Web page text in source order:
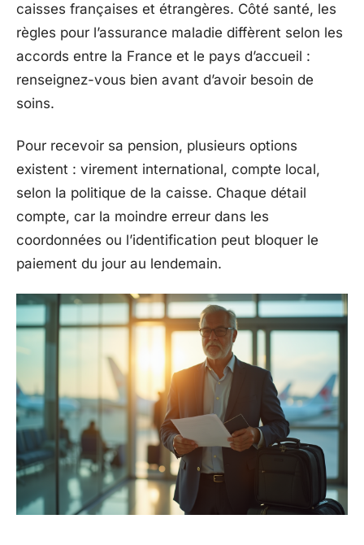
caisses françaises et étrangères. Côté santé, les
règles pour l’assurance maladie diffèrent selon les
accords entre la France et le pays d’accueil :
renseignez-vous bien avant d’avoir besoin de
soins.
Pour recevoir sa pension, plusieurs options
existent : virement international, compte local,
selon la politique de la caisse. Chaque détail
compte, car la moindre erreur dans les
coordonnées ou l’identification peut bloquer le
paiement du jour au lendemain.